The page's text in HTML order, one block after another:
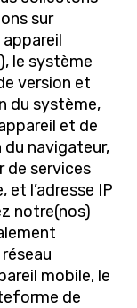
sur
appareil
le système
version et
du système,
et de
du navigateur,
de services
l’adresse IP
notre(nos)
mobile, le
de